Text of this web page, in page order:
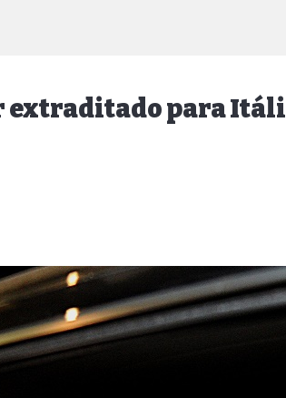
extraditado para